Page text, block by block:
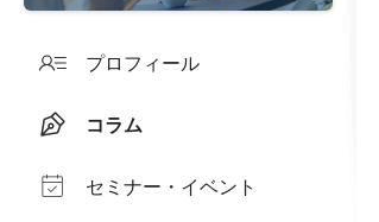
プロフィール
コラム
セミナー・イベント